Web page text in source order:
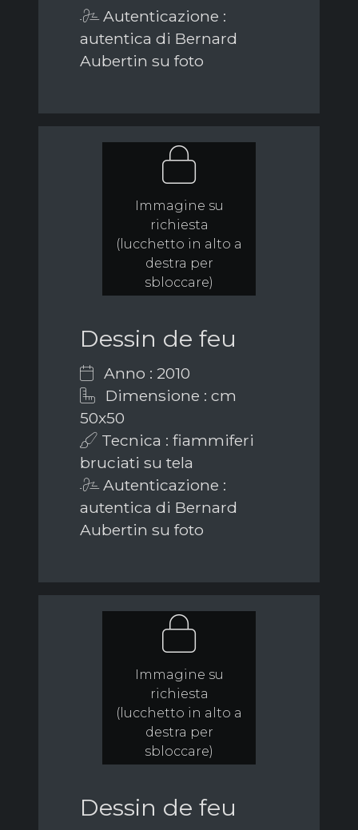
Autenticazione :
autentica di Bernard
Aubertin su foto
Immagine su
richiesta
(lucchetto in alto a
destra per
sbloccare)
Dessin de feu
Anno : 2010
Dimensione : cm
50x50
Tecnica : fiammiferi
bruciati su tela
Autenticazione :
autentica di Bernard
Aubertin su foto
Immagine su
richiesta
(lucchetto in alto a
destra per
sbloccare)
Dessin de feu